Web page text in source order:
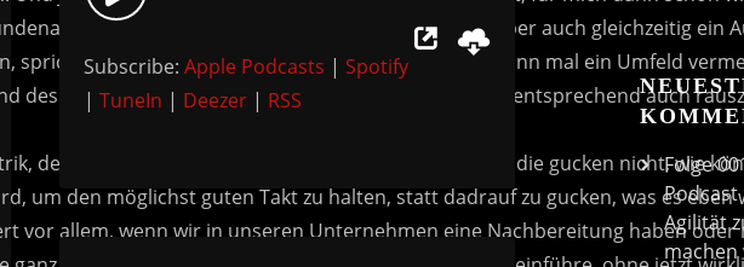
Player
Up/Down
or
decrease
Subscribe: Apple Podcasts | Spotify
| TuneIn | Deezer| RSS
Folge
Podcast
Agilität
machen